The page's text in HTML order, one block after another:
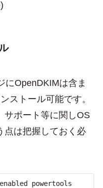
にOpenDKIMは含ま
ストール可能です。
サポート等に関しOS
点は把握しておく必
powertools